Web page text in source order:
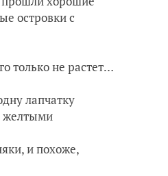
островки с
только не растет…
лапчатку
желтыми
и похоже,